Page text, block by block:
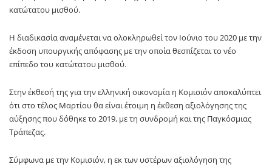
κατώτατου μισθού.
Η διαδικασία αναμένεται να ολοκληρωθεί τον Ιούνιο του 2020 με την
έκδοση υπουργικής απόφασης με την οποία θεσπίζεται το νέο
επίπεδο του κατώτατου μισθού.
Στην έκθεσή της για την ελληνική οικονομία η Κομισιόν αποκαλύπτει
ότι στο τέλος Μαρτίου θα είναι έτοιμη η έκθεση αξιολόγησης της
αύξησης που δόθηκε το 2019, με τη συνδρομή και της Παγκόσμιας
Τράπεζας.
Σύμφωνα με την Κομισιόν, η εκ των υστέρων αξιολόγηση της